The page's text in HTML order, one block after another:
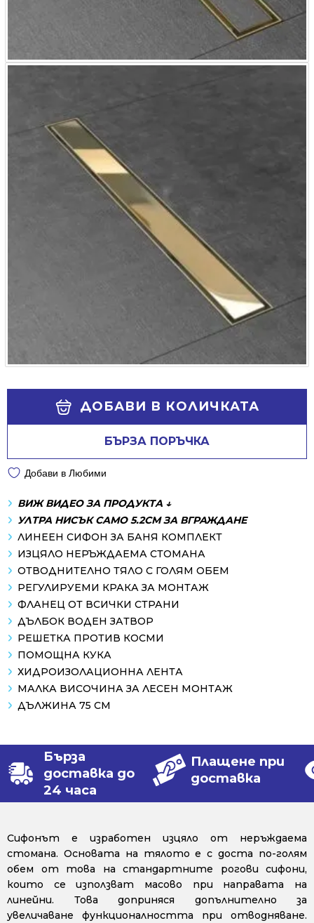
ДОБАВИ В КОЛИЧКАТА
БЪРЗА ПОРЪЧКА
Добави в Любими
ВИЖ ВИДЕО ЗА ПРОДУКТА ↓
УЛТРА НИСЪК САМО 5.2СМ ЗА ВГРАЖДАНЕ
ЛИНЕЕН СИФОН ЗА БАНЯ КОМПЛЕКТ
ИЗЦЯЛО НЕРЪЖДАЕМА СТОМАНА
ОТВОДНИТЕЛНО ТЯЛО С ГОЛЯМ ОБЕМ
РЕГУЛИРУЕМИ КРАКА ЗА МОНТАЖ
ФЛАНЕЦ ОТ ВСИЧКИ СТРАНИ
ДЪЛБОК ВОДЕН ЗАТВОР
РЕШЕТКА ПРОТИВ КОСМИ
ПОМОЩНА КУКА
ХИДРОИЗОЛАЦИОННА ЛЕНТА
МАЛКА ВИСОЧИНА ЗА ЛЕСЕН МОНТАЖ
ДЪЛЖИНА 75 СМ
Бърза
доставка до
24 часа
Плащене при
доставка
Сифонът е изработен изцяло от неръждаема
стомана. Основата на тялото е с доста по-голям
обем от това на стандартните рогови сифони,
които се използват масово при направата на
линейни. Това доприняся допълнително за
увеличаване функционалността при отводняване.